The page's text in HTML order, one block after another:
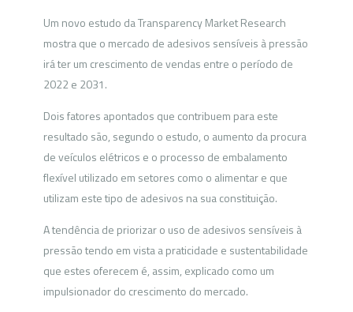
Um novo estudo da Transparency Market Research
mostra que o mercado de adesivos sensíveis à pressão
irá ter um crescimento de vendas entre o período de
2022 e 2031.
Dois fatores apontados que contribuem para este
resultado são, segundo o estudo, o aumento da procura
de veículos elétricos e o processo de embalamento
flexível utilizado em setores como o alimentar e que
utilizam este tipo de adesivos na sua constituição.
A tendência de priorizar o uso de adesivos sensíveis à
pressão tendo em vista a praticidade e sustentabilidade
que estes oferecem é, assim, explicado como um
impulsionador do crescimento do mercado.